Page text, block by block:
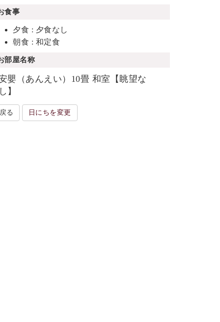
食事
夕食 : 夕食なし
朝食 : 和定食
部屋名称
嬰（あんえい）10畳 和室【眺望な
し】
戻る 日にちを変更